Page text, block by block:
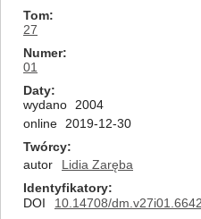
Tom
27
Numer
01
Daty
wydano
2004
online
2019-12-30
Twórcy
autor
Lidia Zaręba
Identyfikatory
DOI
10.14708/dm.v27i01.6642